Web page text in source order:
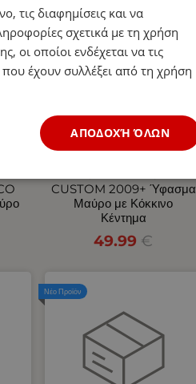
CUSTOM 2009+ Ύφασμα
Μαύρο με Κόκκινο
Κέντημα
49.99 €
Νέο Προϊόν
τις διαφημίσεις και να
σχετικά με τη χρήση
οι οποίοι ενδέχεται να τις
έχουν συλλέξει από τη χρήση
ΑΠΟΔΟΧΉ ΌΛΩΝ